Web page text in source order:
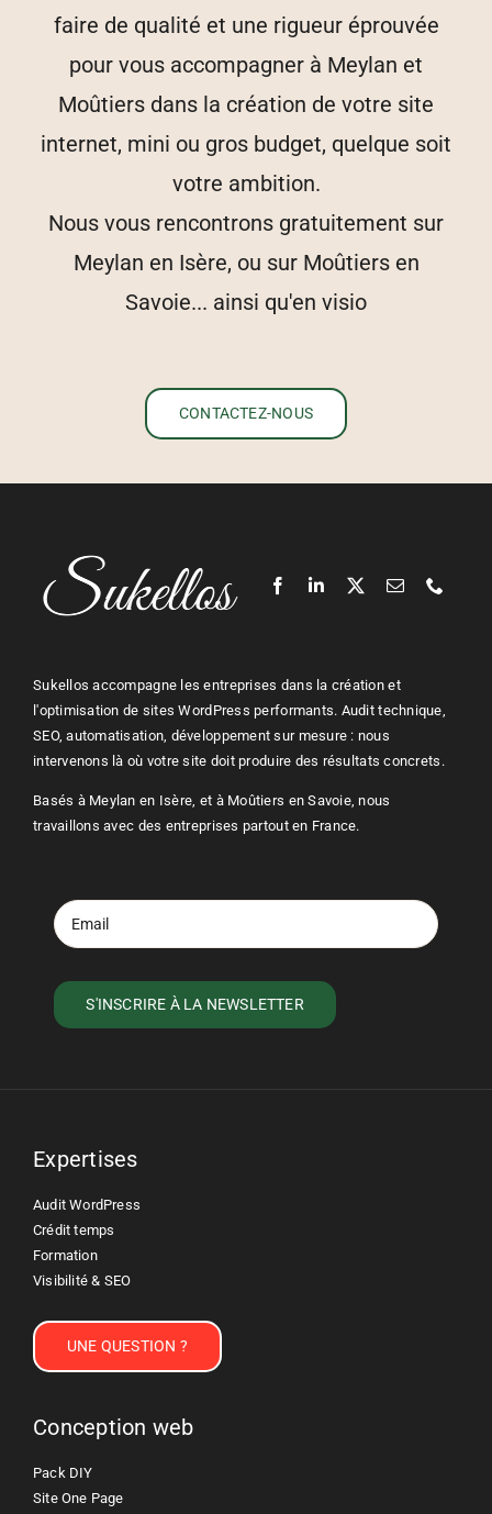
faire de qualité et une rigueur éprouvée
pour vous accompagner à Meylan et
Moûtiers dans la création de votre site
internet, mini ou gros budget, quelque soit
votre ambition.
Nous vous rencontrons gratuitement sur
Meylan en Isère, ou sur Moûtiers en
Savoie... ainsi qu'en visio
CONTACTEZ-NOUS
Sukellos accompagne les entreprises dans la création et
l'optimisation de sites WordPress performants. Audit technique,
SEO, automatisation, développement sur mesure : nous
intervenons là où votre site doit produire des résultats concrets.
Basés à Meylan en Isère, et à Moûtiers en Savoie, nous
travaillons avec des entreprises partout en France.
Expertises
Audit WordPress
Crédit temps
Formation
Visibilité & SEO
UNE QUESTION ?
Conception web
Pack DIY
Site One Page